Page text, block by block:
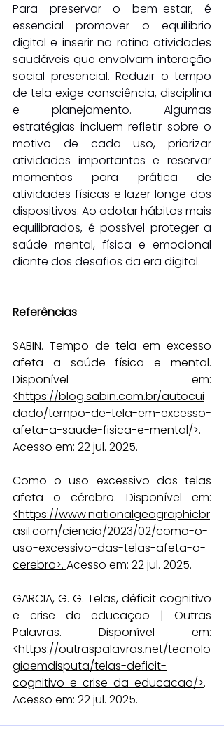
Para preservar o bem-estar, é
essencial promover o equilíbrio
digital e inserir na rotina atividades
saudáveis que envolvam interação
social presencial. Reduzir o tempo
de tela exige consciência, disciplina
e planejamento. Algumas
estratégias incluem refletir sobre o
motivo de cada uso, priorizar
atividades importantes e reservar
momentos para prática de
atividades físicas e lazer longe dos
dispositivos. Ao adotar hábitos mais
equilibrados, é possível proteger a
saúde mental, física e emocional
diante dos desafios da era digital.
Referências
SABIN. Tempo de tela em excesso
afeta a saúde física e mental.
<https://blog.sabin.com.br/autocui
dado/tempo-de-tela-em-excesso-
afeta-a-saude-fisica-e-mental/>.
Acesso em: 22 jul. 2025.
Como o uso excessivo das telas
<https://www.nationalgeographicbr
asil.com/ciencia/2023/02/como-o-
uso-excessivo-das-telas-afeta-o-
cerebro>. Acesso em: 22 jul. 2025.
GARCIA, G. G. Telas, déficit cognitivo
e crise da educação | Outras
<https://outraspalavras.net/tecnolo
giaemdisputa/telas-deficit-
cognitivo-e-crise-da-educacao/>.
Acesso em: 22 jul. 2025.